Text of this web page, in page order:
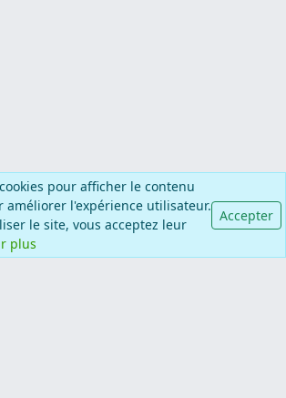
pour afficher le contenu
améliorer l'expérience utilisateur.
le site, vous acceptez leur
plus
Accepter